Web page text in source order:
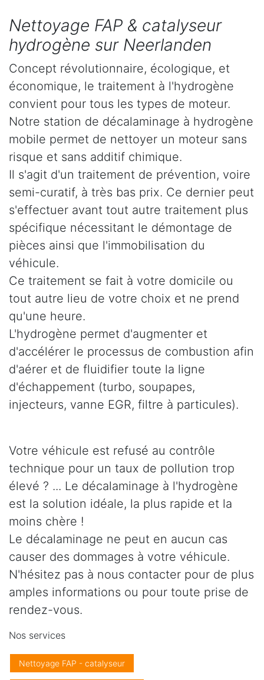
Nettoyage FAP & catalyseur
hydrogène sur Neerlanden
Concept révolutionnaire, écologique, et
économique, le traitement à l'hydrogène
convient pour tous les types de moteur.
Notre station de décalaminage à hydrogène
mobile permet de nettoyer un moteur sans
risque et sans additif chimique.
Il s'agit d'un traitement de prévention, voire
semi-curatif, à très bas prix. Ce dernier peut
s'effectuer avant tout autre traitement plus
spécifique nécessitant le démontage de
pièces ainsi que l'immobilisation du
véhicule.
Ce traitement se fait à votre domicile ou
tout autre lieu de votre choix et ne prend
qu'une heure.
L'hydrogène permet d'augmenter et
d'accélérer le processus de combustion afin
d'aérer et de fluidifier toute la ligne
d'échappement (turbo, soupapes,
injecteurs, vanne EGR, filtre à particules).
Votre véhicule est refusé au contrôle
technique pour un taux de pollution trop
élevé ? ... Le décalaminage à l'hydrogène
est la solution idéale, la plus rapide et la
moins chère !
Le décalaminage ne peut en aucun cas
causer des dommages à votre véhicule.
N'hésitez pas à nous contacter pour de plus
amples informations ou pour toute prise de
rendez-vous.
Nos services
Nettoyage FAP - catalyseur